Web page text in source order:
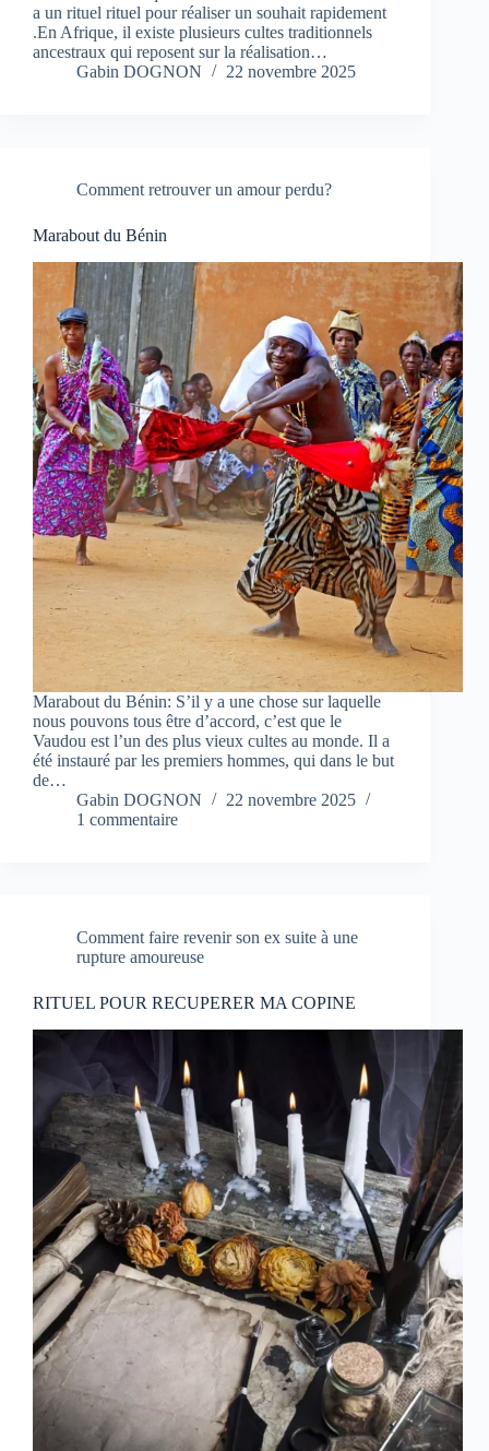
a un rituel rituel pour réaliser un souhait rapidement
.En Afrique, il existe plusieurs cultes traditionnels
ancestraux qui reposent sur la réalisation…
Gabin DOGNON
22 novembre 2025
Comment retrouver un amour perdu?
Marabout du Bénin
Marabout du Bénin: S’il y a une chose sur laquelle
nous pouvons tous être d’accord, c’est que le
Vaudou est l’un des plus vieux cultes au monde. Il a
été instauré par les premiers hommes, qui dans le but
de…
Gabin DOGNON
22 novembre 2025
1 commentaire
Comment faire revenir son ex suite à une
rupture amoureuse
RITUEL POUR RECUPERER MA COPINE